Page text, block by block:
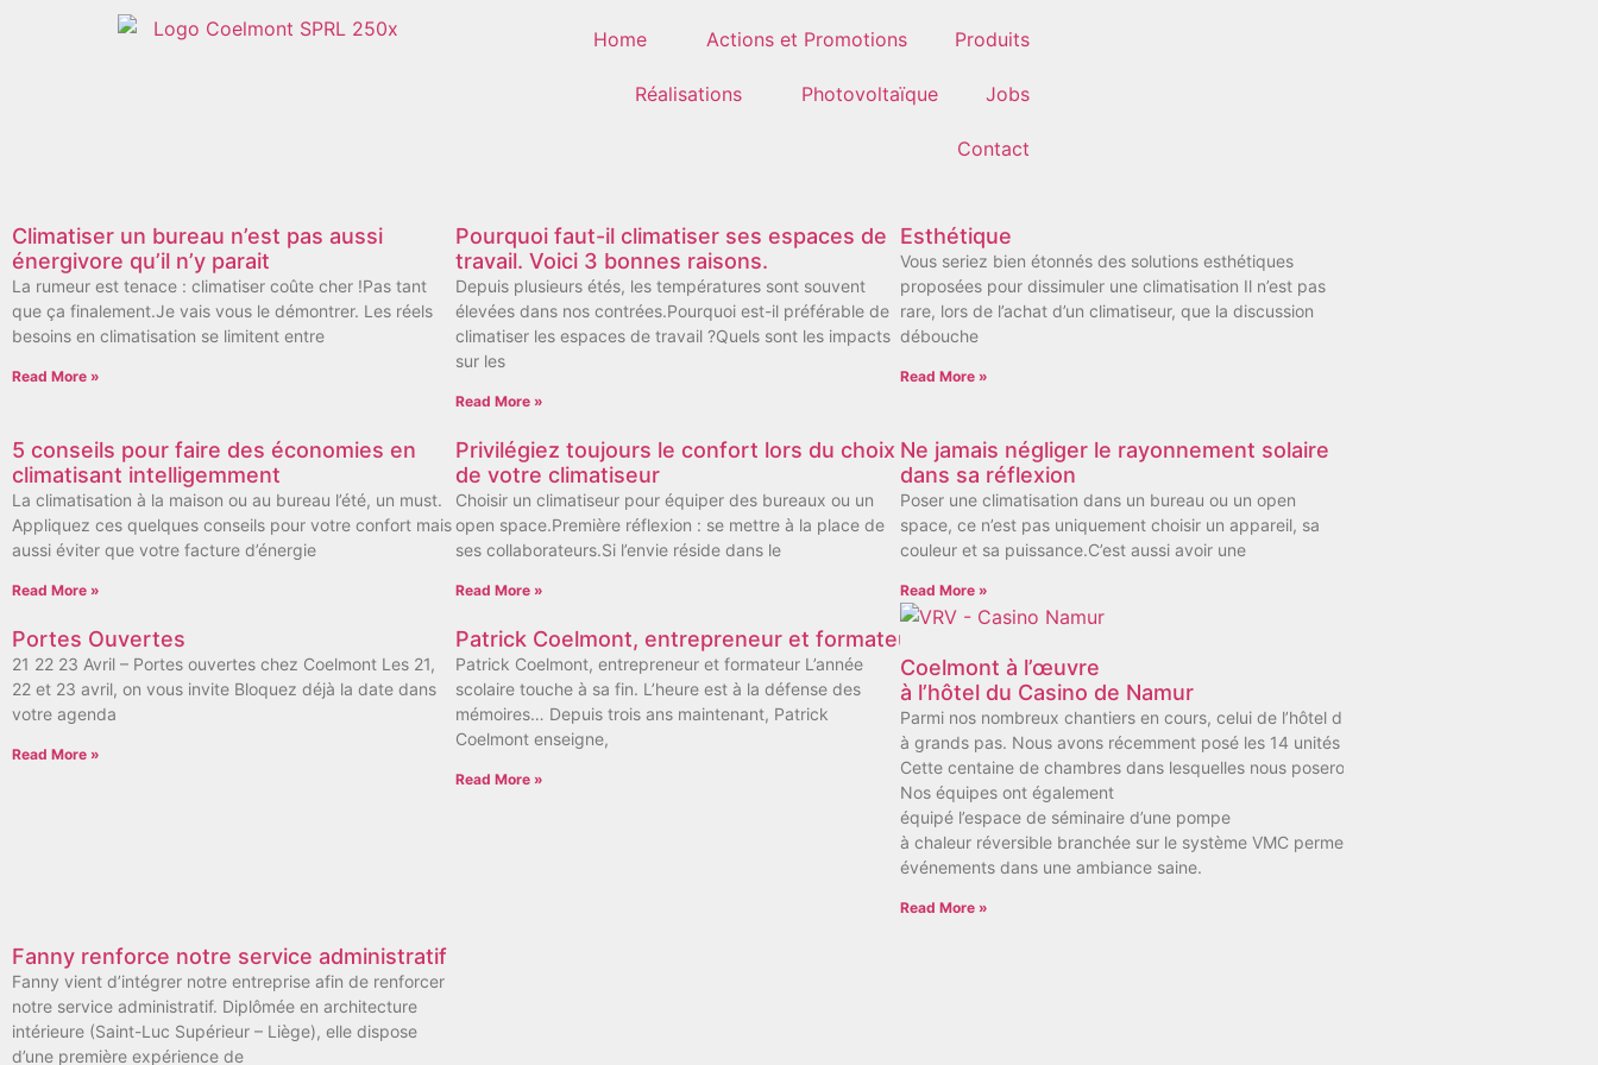
Home Actions et Promotions Produits
Réalisations Photovoltaïque Jobs
Contact
Climatiser un bureau n’est pas aussi
énergivore qu’il n’y parait
La rumeur est tenace : climatiser coûte cher !Pas tant
que ça finalement.Je vais vous le démontrer. Les réels
besoins en climatisation se limitent entre
Read More »
Pourquoi faut-il climatiser ses espaces de
travail. Voici 3 bonnes raisons.
Depuis plusieurs étés, les températures sont souvent
élevées dans nos contrées.Pourquoi est-il préférable de
climatiser les espaces de travail ?Quels sont les impacts
sur les
Read More »
Esthétique
Vous seriez bien étonnés des solutions esthétiques
proposées pour dissimuler une climatisation Il n’est pas
rare, lors de l’achat d’un climatiseur, que la discussion
débouche
Read More »
5 conseils pour faire des économies en
climatisant intelligemment
La climatisation à la maison ou au bureau l’été, un must.
Appliquez ces quelques conseils pour votre confort mais
aussi éviter que votre facture d’énergie
Read More »
Privilégiez toujours le confort lors du choix
de votre climatiseur
Choisir un climatiseur pour équiper des bureaux ou un
open space.Première réflexion : se mettre à la place de
ses collaborateurs.Si l’envie réside dans le
Read More »
Ne jamais négliger le rayonnement solaire
dans sa réflexion
Poser une climatisation dans un bureau ou un open
space, ce n’est pas uniquement choisir un appareil, sa
couleur et sa puissance.C’est aussi avoir une
Read More »
Portes Ouvertes
21 22 23 Avril – Portes ouvertes chez Coelmont Les 21,
22 et 23 avril, on vous invite Bloquez déjà la date dans
votre agenda
Read More »
Patrick Coelmont, entrepreneur et formateur
Patrick Coelmont, entrepreneur et formateur L’année
scolaire touche à sa fin. L’heure est à la défense des
mémoires… Depuis trois ans maintenant, Patrick
Coelmont enseigne,
Read More »
Coelmont à l’œuvre
à l’hôtel du Casino de Namur
Parmi nos nombreux chantiers en cours, celui de l’hôtel du Casino de Namur qui avance
à grands pas. Nous avons récemment posé les 14 unités extérieures qui alimenteront la
Cette centaine de chambres dans lesquelles nous poserons dès la semaine prochaine
Nos équipes ont également
équipé l’espace de séminaire d’une pompe
à chaleur réversible branchée sur le système VMC permettant ainsi d’organiser des
événements dans une ambiance saine.
Read More »
Fanny renforce notre service administratif
Fanny vient d’intégrer notre entreprise afin de renforcer
notre service administratif. Diplômée en architecture
intérieure (Saint-Luc Supérieur – Liège), elle dispose
d’une première expérience de